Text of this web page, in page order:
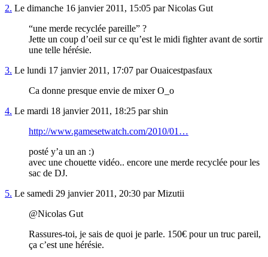
2. Le dimanche 16 janvier 2011, 15:05 par Nicolas Gut
“une merde recyclée pareille” ?
Jette un coup d’oeil sur ce qu’est le midi fighter avant de sortir
une telle hérésie.
3. Le lundi 17 janvier 2011, 17:07 par Ouaicestpasfaux
Ca donne presque envie de mixer O_o
4. Le mardi 18 janvier 2011, 18:25 par shin
http://www.gamesetwatch.com/2010/01…
posté y’a un an :)
avec une chouette vidéo.. encore une merde recyclée pour les
sac de DJ.
5. Le samedi 29 janvier 2011, 20:30 par Mizutii
@Nicolas Gut
Rassures-toi, je sais de quoi je parle. 150€ pour un truc pareil,
ça c’est une hérésie.